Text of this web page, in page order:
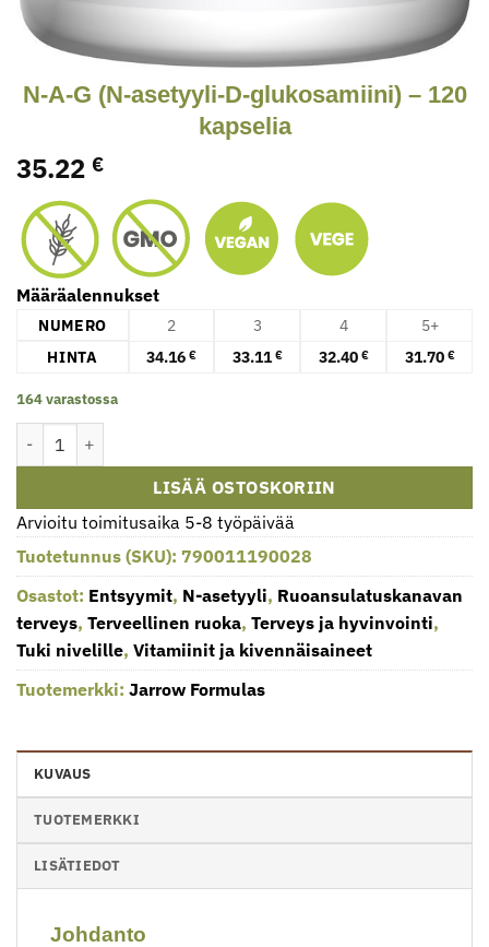
N-A-G (N-asetyyli-D-glukosamiini) – 120
kapselia
35.22 €
Määräalennukset
NUMERO 2 3 4
5+
HINTA
34.16 € 33.11€ 32.40 € 31.70 €
164 varastossa
LISÄÄ OSTOSKORIIN
Arvioitu toimitusaika 5-8 työpäivää
Tuotetunnus (SKU): 790011190028
Osastot: Entsyymit, N-asetyyli, Ruoansulatuskanavan
terveys, Terveellinen ruoka, Terveys ja hyvinvointi,
Tuki nivelille, Vitamiinit ja kivennäisaineet
Tuotemerkki: Jarrow Formulas
KUVAUS
TUOTEMERKKI
LISÄTIEDOT
Johdanto